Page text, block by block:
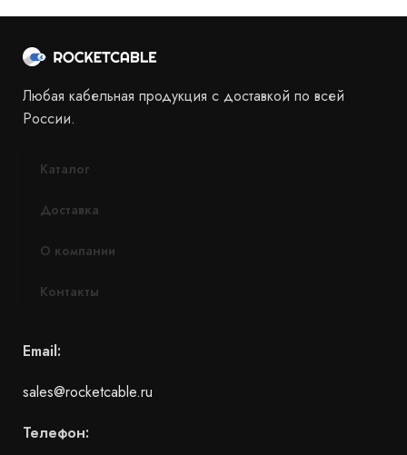
Любая кабельная продукция с доставкой по всей
России.
Каталог
Доставка
О компании
Контакты
Email:
sales@rocketcable.ru
Телефон: